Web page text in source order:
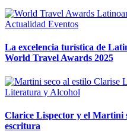
Actualidad Eventos
La excelencia turística de
World Travel Awards 2025
Literatura y Alcohol
Clarice Lispector y el Martini
escritura